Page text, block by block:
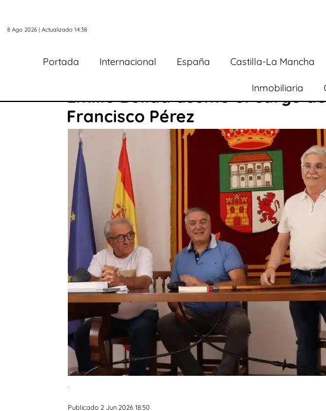
8 Ago 2026 | Actualizado 14:38
Portada Internacional España Castilla-La Mancha
Inmobiliaria
Emilio Bolida asume el cargo
Francisco Pérez
.
Publicado 2 Jun 2026 18:50